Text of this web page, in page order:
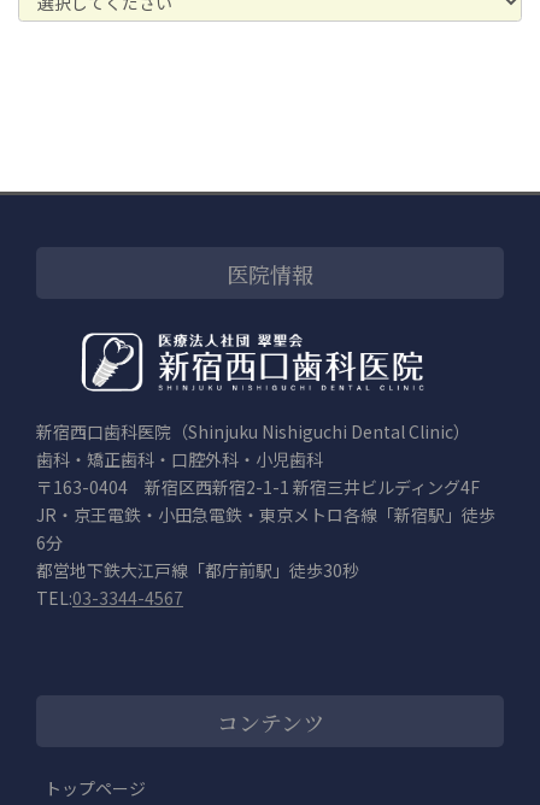
医院情報
新宿西口歯科医院（Shinjuku Nishiguchi Dental Clinic）
歯科・矯正歯科・口腔外科・小児歯科
〒163-0404 新宿区西新宿2-1-1 新宿三井ビルディング4F
JR・京王電鉄・小田急電鉄・東京メトロ各線「新宿駅」徒歩
6分
都営地下鉄大江戸線「都庁前駅」徒歩30秒
TEL:03-3344-4567
コンテンツ
トップページ